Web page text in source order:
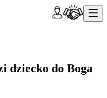
dziecko do Boga